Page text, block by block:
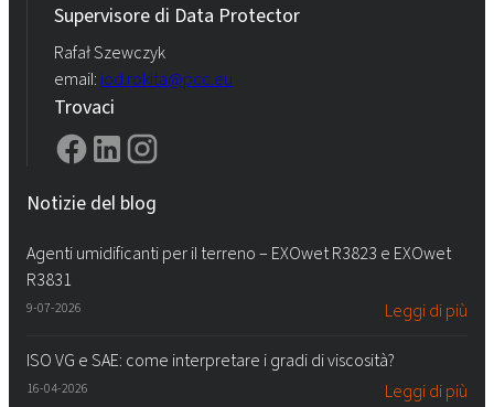
Supervisore di Data Protector
Rafał Szewczyk
email: iod.rokita@pcc.eu
Trovaci
Notizie del blog
Agenti umidificanti per il terreno – EXOwet R3823 e EXOwet
R3831
9-07-2026 Leggi di più
ISO VG e SAE: come interpretare i gradi di viscosità?
16-04-2026 Leggi di più